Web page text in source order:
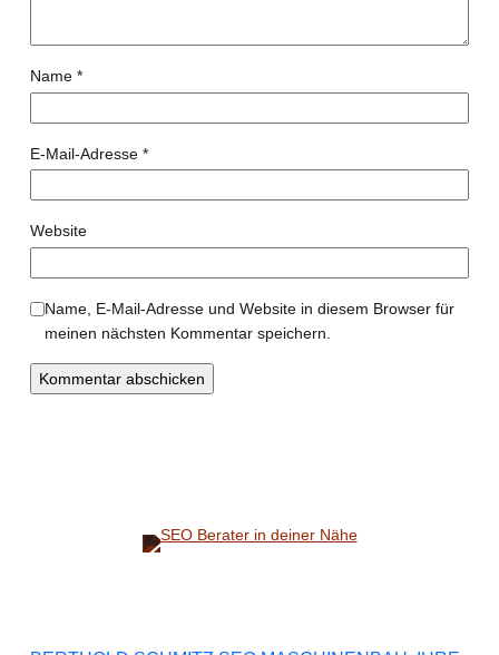
Name *
E-Mail-Adresse *
Website
Name, E-Mail-Adresse und Website in diesem Browser für
meinen nächsten Kommentar speichern.